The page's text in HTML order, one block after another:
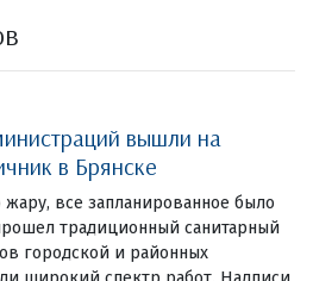
вышли на
в Брянске
все запланированное было
традиционный санитарный
городской и районных